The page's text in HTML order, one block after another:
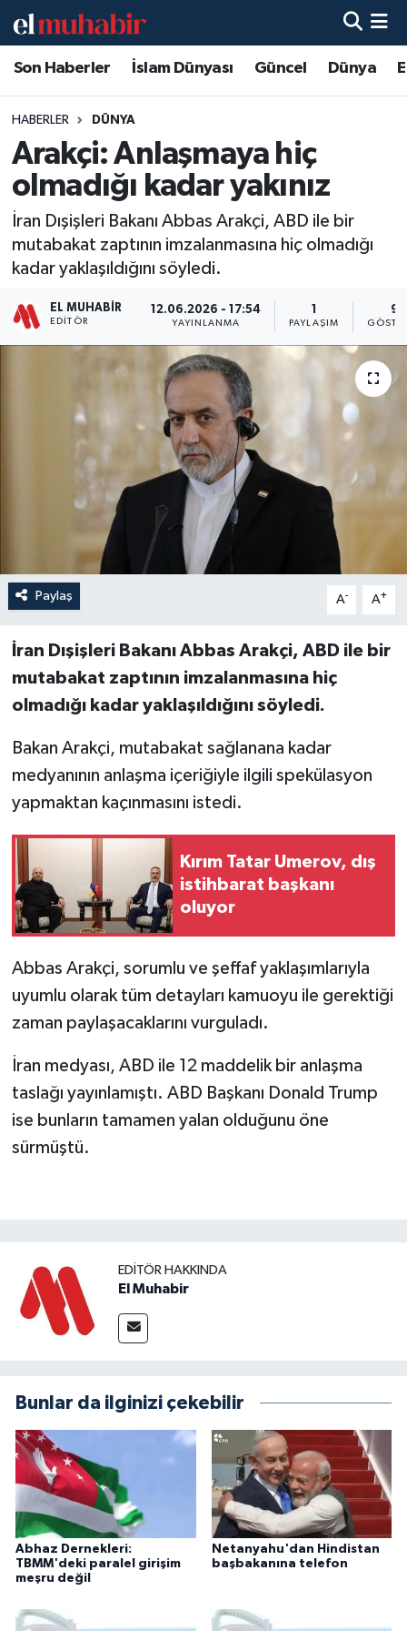
Son Haberler İslam Dünyası Güncel Dünya
HABERLER DÜNYA
Arakçi: Anlaşmaya hiç
olmadığı kadar yakınız
İran Dışişleri Bakanı Abbas Arakçi, ABD ile bir
mutabakat zaptının imzalanmasına hiç olmadığı
kadar yaklaşıldığını söyledi.
EL MUHABIR
EDITÖR
12.06.2026 - 17:54
YAYINLANMA PAYLAŞIM
9
Paylaş A- A+
İran Dışişleri Bakanı Abbas Arakçi, ABD ile bir
mutabakat zaptının imzalanmasına hiç
olmadığı kadar yaklaşıldığını söyledi.
Bakan Arakçi, mutabakat sağlanana kadar
medyanının anlaşma içeriğiyle ilgili spekülasyon
yapmaktan kaçınmasını istedi.
Kırım Tatar Umerov, dış
istihbarat başkanı
oluyor
Abbas Arakçi, sorumlu ve şeffaf yaklaşımlarıyla
uyumlu olarak tüm detayları kamuoyu ile gerektiği
zaman paylaşacaklarını vurguladı.
İran medyası, ABD ile 12 maddelik bir anlaşma
taslağı yayınlamıştı. ABD Başkanı Donald Trump
ise bunların tamamen yalan olduğunu öne
sürmüştü.
EDITÖR HAKKINDA
El Muhabir
Bunlar da ilginizi çekebilir
Abhaz Dernekleri:
TBMM'deki paralel girişim
meşru değil
Netanyahu'dan Hindistan
başbakanına telefon
Hava Durumu
Trafik Durumu
Süper Lig Puan Durumu ve Fikstür
Son Dakika Haberleri
Haber Arşivi